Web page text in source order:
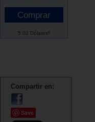
5.02 Dólares*
Compartir en:
Save